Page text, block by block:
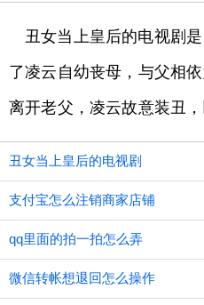
丑女当上皇后的电视剧
了凌云自幼丧母，与父相
离开老父，凌云故意装丑，
丑女当上皇后的电视剧
支付宝怎么注销商家店铺
qq里面的拍一拍怎么弄
微信转帐想退回怎么操作